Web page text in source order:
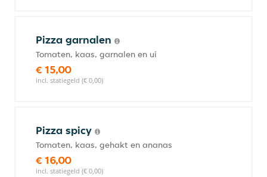
Pizza garnalen
Tomaten, kaas, garnalen en ui
€ 15,00
incl. statiegeld (€ 0,00)
Pizza spicy
Tomaten, kaas, gehakt en ananas
€ 16,00
incl. statiegeld (€ 0,00)